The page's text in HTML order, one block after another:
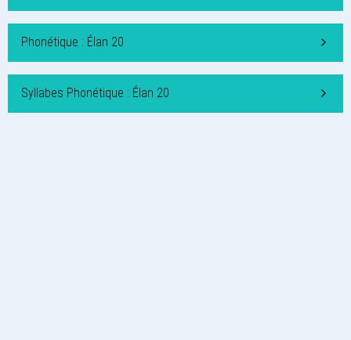
Phonétique : Élan 20
Syllabes Phonétique : Élan 20